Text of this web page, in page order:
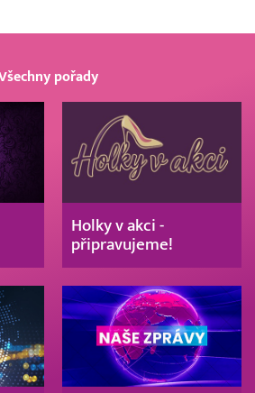
pořady
Holky v akci -
připravujeme!